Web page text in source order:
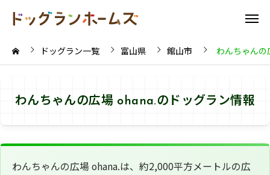
ドッグラン一覧 富山県 館山市 わんちゃん
わんちゃんの広場 ohana.のドッグラン情報
わんちゃんの広場 ohana.は、約2,000平方メートルの広